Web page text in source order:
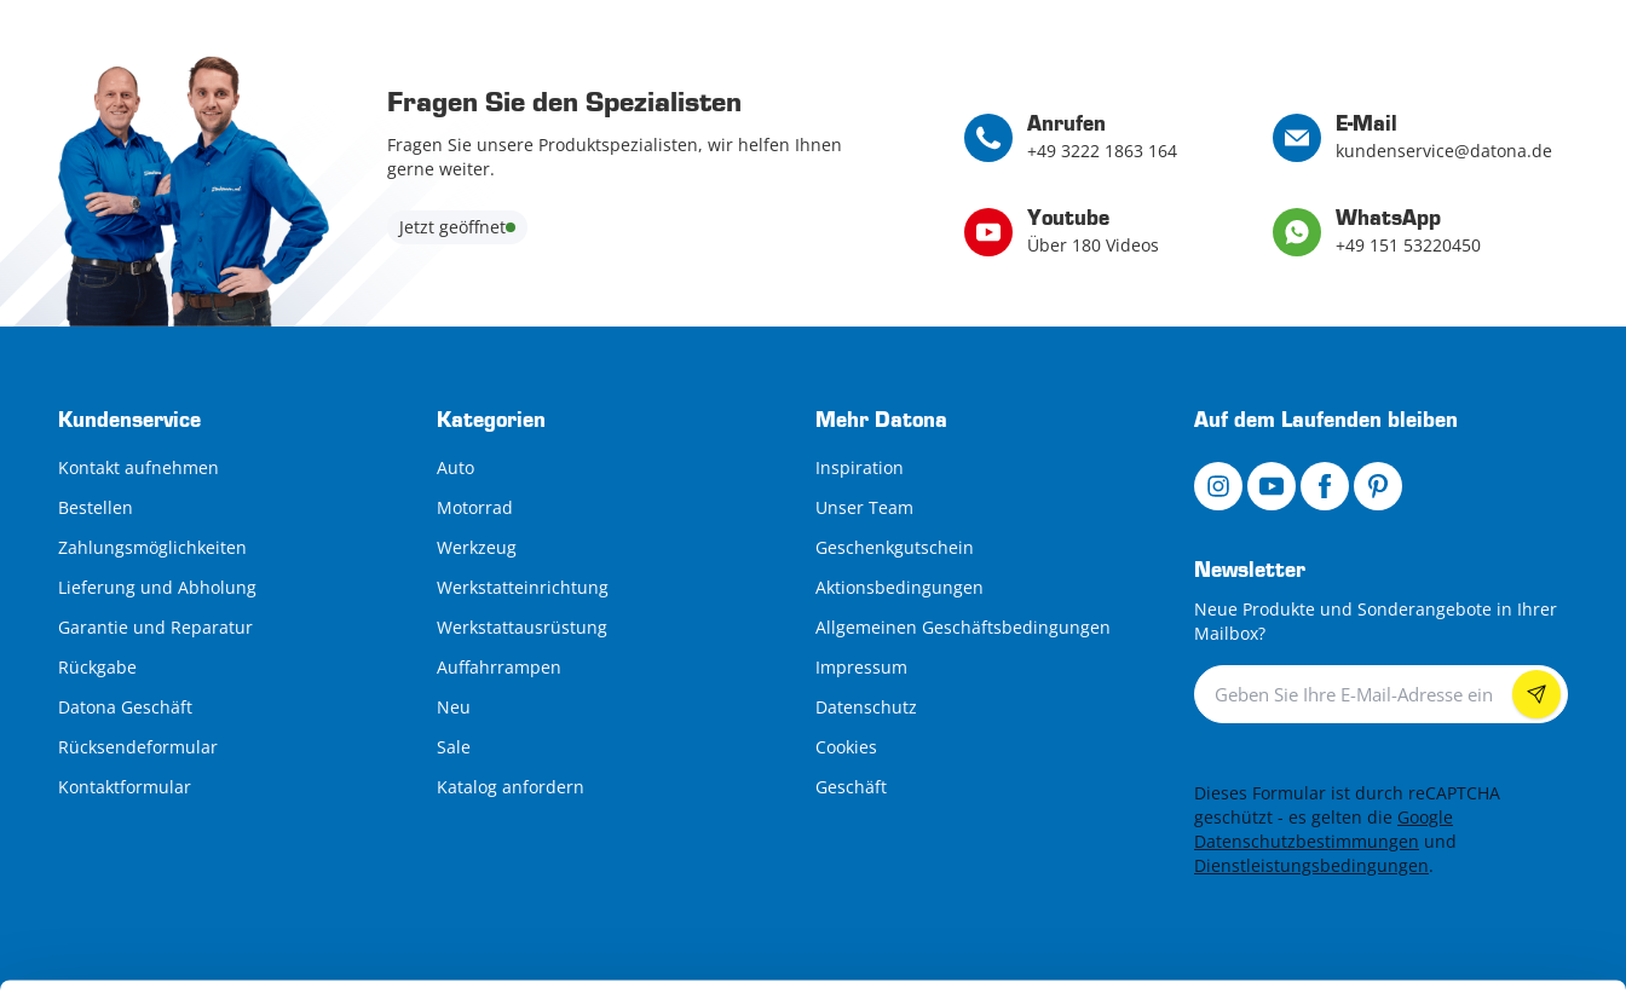
Fragen Sie den Spezialisten
Fragen Sie unsere Produktspezialisten, wir helfen Ihnen
gerne weiter.
Jetzt geöffnet
Anrufen
+49 3222 1863 164
E-Mail
kundenservice@datona.de
Youtube
Über 180 Videos
WhatsApp
+49 151 53220450
Kundenservice
Kontakt aufnehmen
Bestellen
Zahlungsmöglichkeiten
Lieferung und Abholung
Garantie und Reparatur
Rückgabe
Datona Geschäft
Rücksendeformular
Kontaktformular
Kategorien
Auto
Motorrad
Werkzeug
Werkstatteinrichtung
Werkstattausrüstung
Auffahrrampen
Neu
Sale
Katalog anfordern
Mehr Datona
Inspiration
Unser Team
Geschenkgutschein
Aktionsbedingungen
Allgemeinen Geschäftsbedingungen
Impressum
Datenschutz
Cookies
Geschäft
Auf dem Laufenden bleiben
Newsletter
Neue Produkte und Sonderangebote in Ihrer
Mailbox?
Newsletter
Dieses Formular ist durch reCAPTCHA
geschützt - es gelten die Google
Datenschutzbestimmungen und
Dienstleistungsbedingungen.